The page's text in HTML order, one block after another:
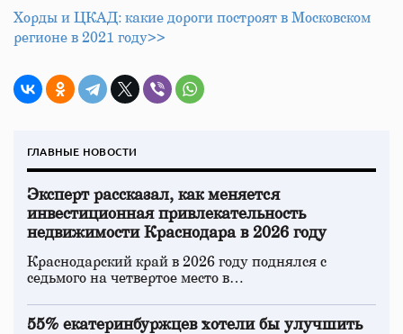
Хорды и ЦКАД: какие дороги построят в Московском
регионе в 2021 году>>
ГЛАВНЫЕ НОВОСТИ
Эксперт рассказал, как меняется
инвестиционная привлекательность
недвижимости Краснодара в 2026 году
Краснодарский край в 2026 году поднялся с
седьмого на четвертое место в…
55% екатеринбуржцев хотели бы улучшить